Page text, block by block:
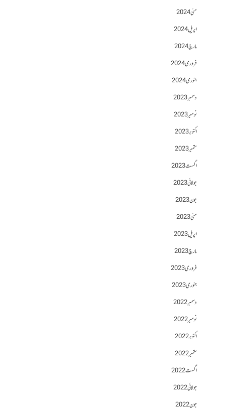
مئی 2024
اپریل 2024
مارچ 2024
فروری 2024
جنوری 2024
دسمبر 2023
نومبر 2023
اکتوبر 2023
ستمبر 2023
اگست 2023
جولائی 2023
جون 2023
مئی 2023
اپریل 2023
مارچ 2023
فروری 2023
جنوری 2023
دسمبر 2022
نومبر 2022
اکتوبر 2022
ستمبر 2022
اگست 2022
جولائی 2022
جون 2022